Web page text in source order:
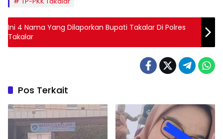
Ini 4 Nama Yang Dilaporkan Bupati Takalar Di Polres
Takalar
Pos Terkait